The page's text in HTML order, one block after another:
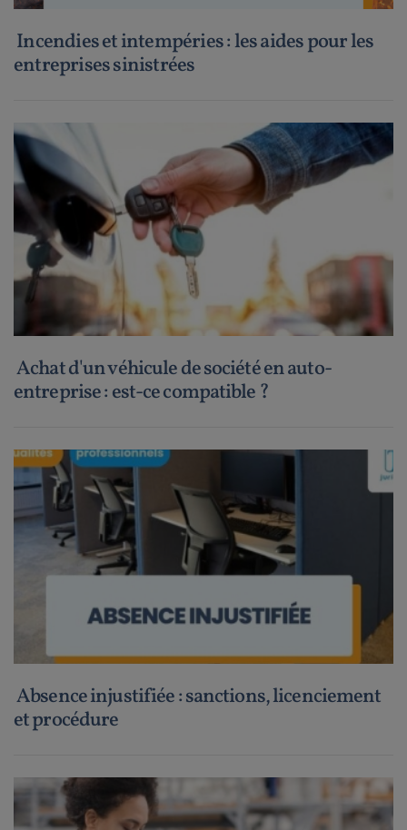
Incendies et intempéries : les aides pour les
entreprises sinistrées
Achat d'un véhicule de société en auto-
entreprise : est-ce compatible ?
Absence injustifiée : sanctions, licenciement
et procédure